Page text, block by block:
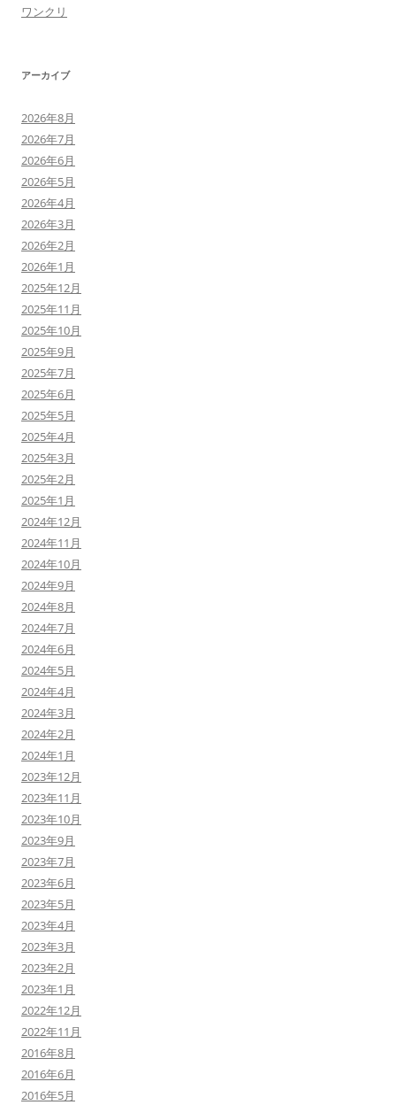
ワンクリ
アーカイブ
2026年8月
2026年7月
2026年6月
2026年5月
2026年4月
2026年3月
2026年2月
2026年1月
2025年12月
2025年11月
2025年10月
2025年9月
2025年7月
2025年6月
2025年5月
2025年4月
2025年3月
2025年2月
2025年1月
2024年12月
2024年11月
2024年10月
2024年9月
2024年8月
2024年7月
2024年6月
2024年5月
2024年4月
2024年3月
2024年2月
2024年1月
2023年12月
2023年11月
2023年10月
2023年9月
2023年7月
2023年6月
2023年5月
2023年4月
2023年3月
2023年2月
2023年1月
2022年12月
2022年11月
2016年8月
2016年6月
2016年5月